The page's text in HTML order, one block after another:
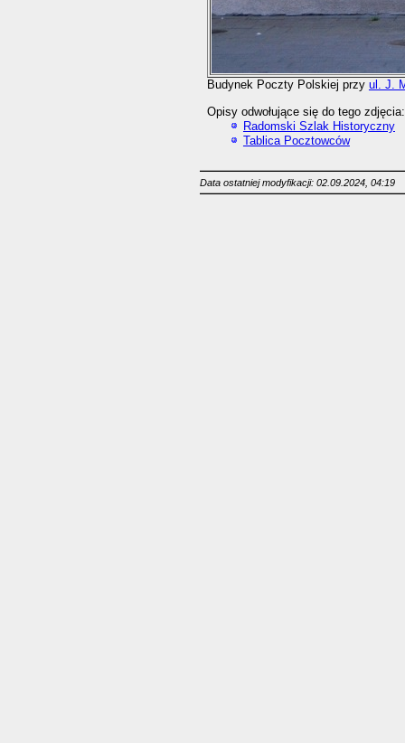
Budynek Poczty Polskiej przy ul. J.
Opisy odwołujące się do tego zdjęcia:
Radomski Szlak Historyczny
Tablica Pocztowców
Data ostatniej modyfikacji: 02.09.2024, 04:19